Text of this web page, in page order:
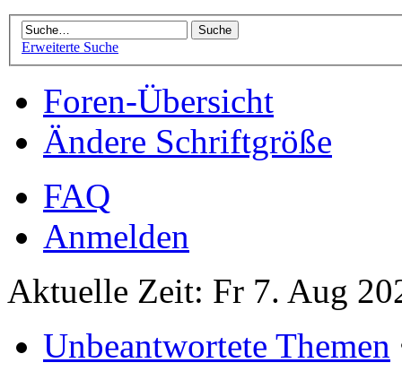
Erweiterte Suche
Foren-Übersicht
Ändere Schriftgröße
FAQ
Anmelden
Aktuelle Zeit: Fr 7. Aug
Unbeantwortete Themen